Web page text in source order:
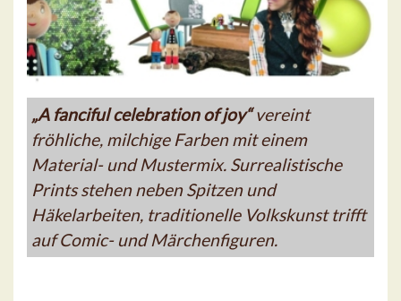
„A fanciful celebration of joy“vereint
fröhliche, milchige Farben mit einem
Material- und Mustermix. Surrealistische
Prints stehen neben Spitzen und
Häkelarbeiten, traditionelle Volkskunst trifft
auf Comic- und Märchenfiguren.